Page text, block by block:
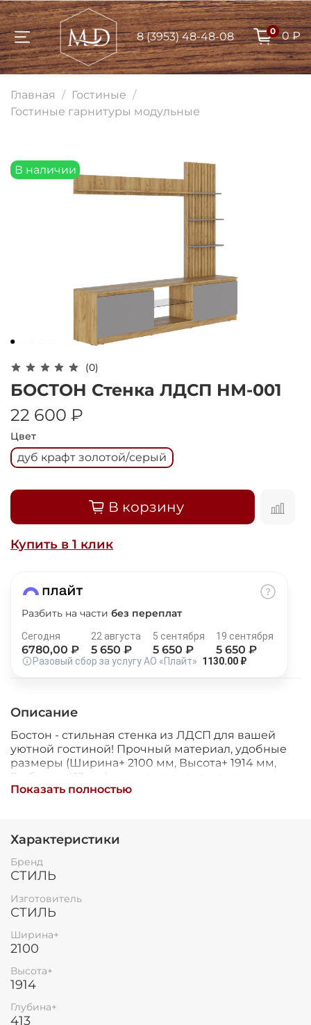
8 (3953) 48-48-08 0 0 ₽
Главная
Гостиные
Гостиные гарнитуры модульные
В наличии
(0)
БОСТОН Стенка ЛДСП НМ-001
22 600 ₽
Цвет
дуб крафт золотой/серый
В корзину
Купить в 1 клик
Разбить на части без переплат
Сегодня
6780,00 ₽
22 августа
5 650 ₽
5 сентября
5 650 ₽
19 сентября
5 650₽
Разовый сбор за услугу АО «Плайт» 1130.00 ₽
Описание
Бостон - стильная стенка из ЛДСП для вашей
уютной гостиной! Прочный материал, удобные
размеры (Ширина+ 2100 мм, Высота+ 1914 мм,
Глубина+ 413 мм), стекло для элегантности и
шариковые направляющие для плавного хода
Показать полностью
Характеристики
Бренд
СТИЛЬ
Изготовитель
СТИЛЬ
Ширина+
2100
Высота+
1914
Глубина+
413
Для клиентов всех банков
Разбейте
Оплачивайте сегодня только25% картой
любого банка
Получайте товар
выбранный способом
Оставшиеся75% будут
списыватьсяс вашей карты
Подробнее
25
раз в 2 недели
Остались вопросы?
8 800 302-02-51
plait.ru